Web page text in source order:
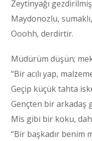
Zeytinyağı gezdirilmiş
Maydonozlu,
Ooohh, derdirtir.
Müdürüm düşün;
“Bir acılı yap,
Geçip küçük tahta
Gençten bir arkadaş
Mis gibi bir koku,
“Bir başkadır benim